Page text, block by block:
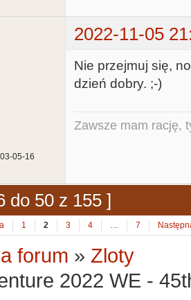
2022-11-05
05-16
Nie przejmuj się,
dzień dobry. ;-)
Zawsze mam rację,
do 50 z 155 ]
1 2 3 4 … 7
forum » Zloty
2022 WE -